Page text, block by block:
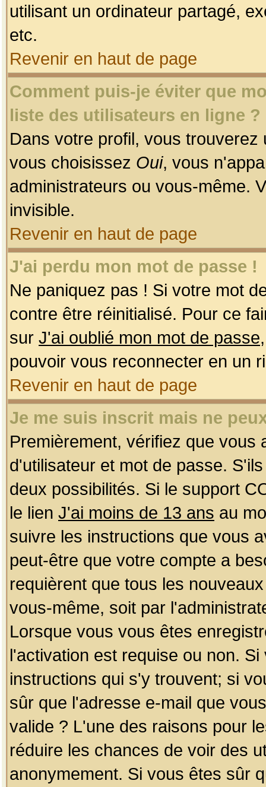
utilisant un ordinateur partagé,
etc.
Revenir en haut de page
Comment puis-je éviter que
liste des utilisateurs en ligne ?
Dans votre profil, vous
vous choisissez Oui, vous
administrateurs ou vous-même.
invisible.
Revenir en haut de page
J'ai perdu mon mot de passe !
Ne paniquez pas ! Si votre mot
contre être réinitialisé. Pour ce
sur J'ai oublié mon mot de passe
pouvoir vous reconnecter en un
Revenir en haut de page
Je me suis inscrit mais ne
Premièrement, vérifiez que
d'utilisateur et mot de passe.
deux possibilités. Si le support
le lien J'ai moins de 13 ans au
suivre les instructions que vous
peut-être que votre compte a
requièrent que tous les
vous-même, soit par
Lorsque vous vous êtes
l'activation est requise ou non.
instructions qui s'y trouvent; si
sûr que l'adresse e-mail que
valide ? L'une des raisons pour
réduire les chances de voir des
anonymement. Si vous êtes sûr